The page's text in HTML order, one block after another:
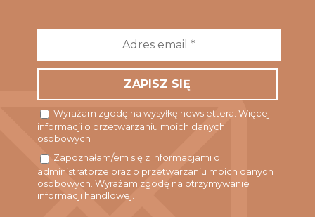
*
Wyrażam zgodę na wysyłkę newslettera. Więcej
informacji o przetwarzaniu moich danych
osobowych
Zapoznałam/em się z informacjami o
administratorze oraz o przetwarzaniu moich danych
osobowych. Wyrażam zgodę na otrzymywanie
informacji handlowej.